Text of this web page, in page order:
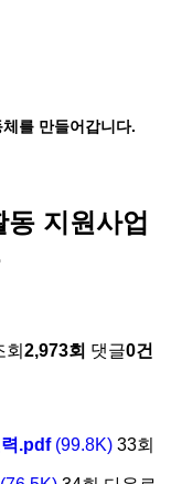
를 만들어갑니다.
지원사업
회 2,973회 댓글0건
.pdf(99.8K) 33회